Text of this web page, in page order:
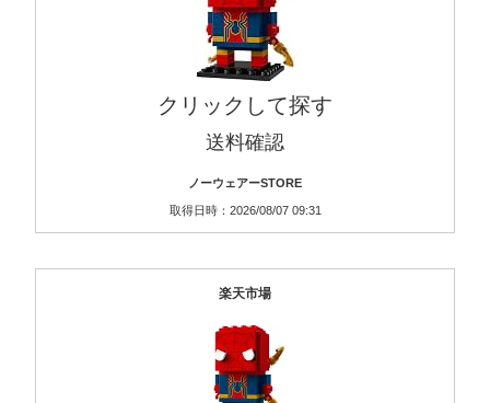
クリックして探す
送料確認
ノーウェアーSTORE
取得日時：2026/08/07 09:31
楽天市場